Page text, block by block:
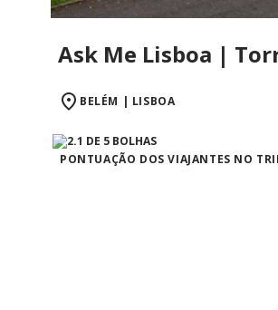
Ask Me Lisboa |
BELÉM | LISBOA
PONTUAÇÃO DOS VIAJANTES NO